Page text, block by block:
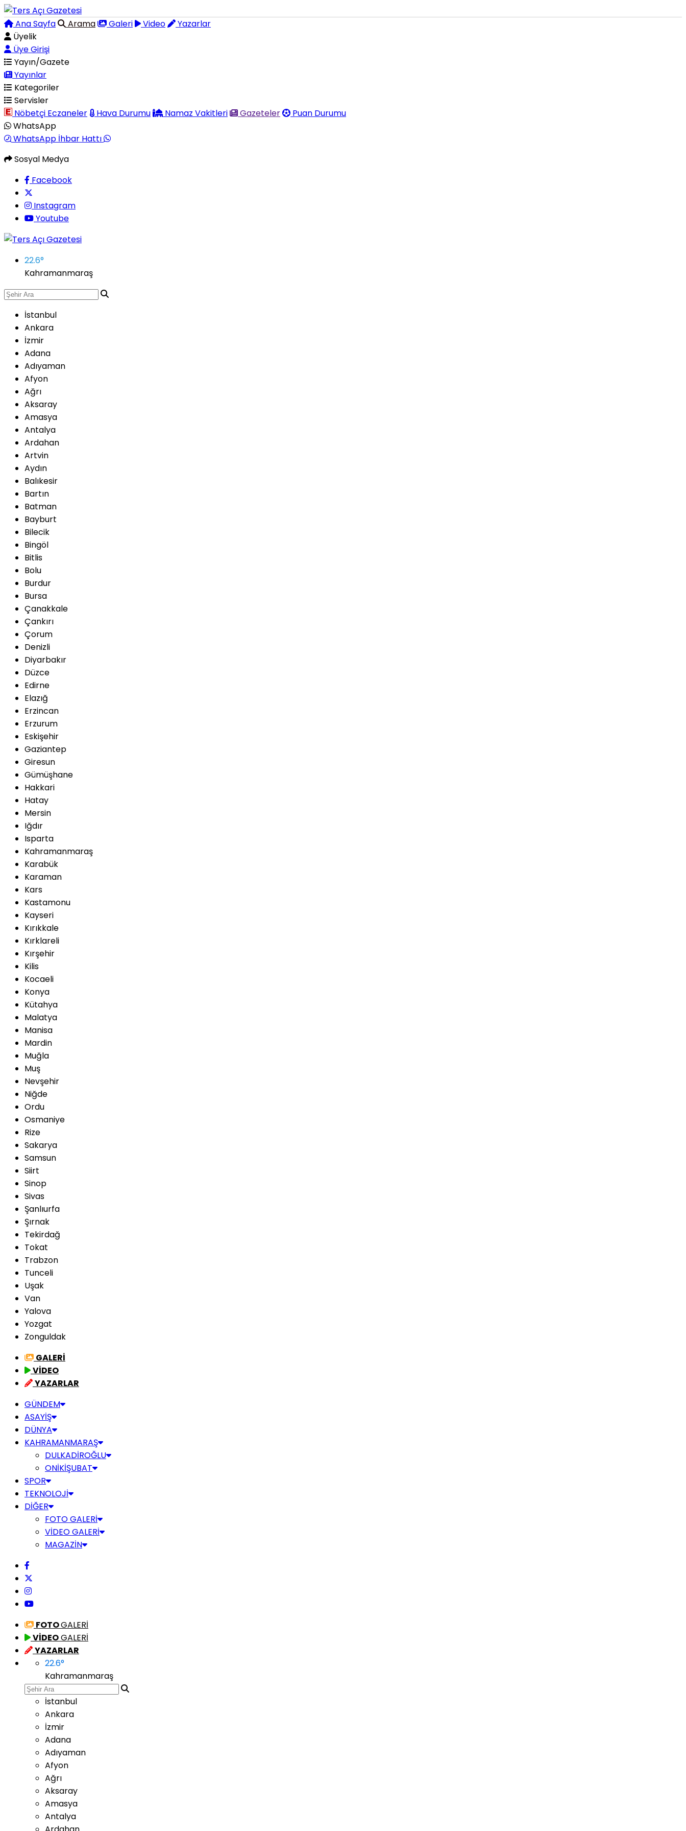
Ana Sayfa Arama Galeri Video
Yazarlar
Üyelik
Üye Girişi
Yayın/Gazete
Yayınlar
Kategoriler
Servisler
Nöbetçi Eczaneler
Hava Durumu Namaz Vakitleri Gazeteler
Puan Durumu
WhatsApp
WhatsApp İhbar Hattı
Sosyal Medya
Facebook
Instagram
Youtube
22.6°
Kahramanmaraş
İstanbul
Ankara
İzmir
Adana
Adıyaman
Afyon
Ağrı
Aksaray
Amasya
Antalya
Ardahan
Artvin
Aydın
Balıkesir
Bartın
Batman
Bayburt
Bilecik
Bingöl
Bitlis
Bolu
Burdur
Bursa
Çanakkale
Çankırı
Çorum
Denizli
Diyarbakır
Düzce
Edirne
Elazığ
Erzincan
Erzurum
Eskişehir
Gaziantep
Giresun
Gümüşhane
Hakkari
Hatay
Mersin
Iğdır
Isparta
Kahramanmaraş
Karabük
Karaman
Kars
Kastamonu
Kayseri
Kırıkkale
Kırklareli
Kırşehir
Kilis
Kocaeli
Konya
Kütahya
Malatya
Manisa
Mardin
Muğla
Muş
Nevşehir
Niğde
Ordu
Osmaniye
Rize
Sakarya
Samsun
Siirt
Sinop
Sivas
Şanlıurfa
Şırnak
Tekirdağ
Tokat
Trabzon
Tunceli
Uşak
Van
Yalova
Yozgat
Zonguldak
GALERİ
VİDEO
YAZARLAR
GÜNDEM
ASAYİŞ
DÜNYA
KAHRAMANMARAŞ
DULKADİROĞLU
ONİKİŞUBAT
SPOR
TEKNOLOJİ
DİĞER
FOTO GALERİ
VİDEO GALERİ
MAGAZİN
FOTOGALERİ
VİDEOGALERİ
YAZARLAR
22.6°
Kahramanmaraş
İstanbul
Ankara
İzmir
Adana
Adıyaman
Afyon
Ağrı
Aksaray
Amasya
Antalya